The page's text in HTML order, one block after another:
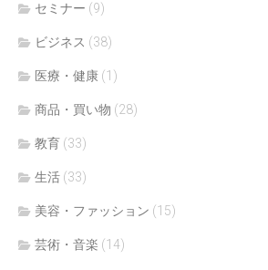
セミナー (9)
ビジネス (38)
医療・健康 (1)
商品・買い物 (28)
教育 (33)
生活 (33)
美容・ファッション (15)
芸術・音楽 (14)